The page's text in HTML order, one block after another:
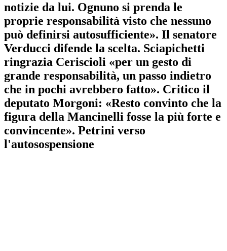
notizie da lui. Ognuno si prenda le
proprie responsabilità visto che nessuno
può definirsi autosufficiente». Il senatore
Verducci difende la scelta. Sciapichetti
ringrazia Ceriscioli «per un gesto di
grande responsabilità, un passo indietro
che in pochi avrebbero fatto». Critico il
deputato Morgoni: «Resto convinto che la
figura della Mancinelli fosse la più forte e
convincente». Petrini verso
l'autosospensione